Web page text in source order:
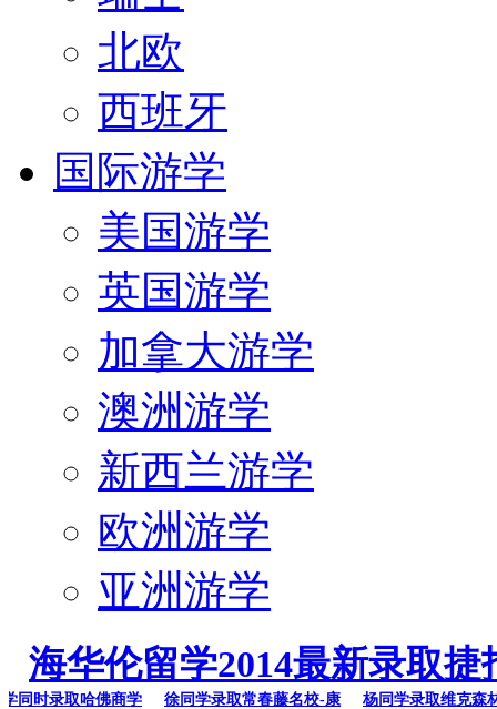
北欧
西班牙
国际游学
美国游学
英国游学
加拿大游学
澳洲游学
新西兰游学
欧洲游学
亚洲游学
海华伦留学2014最新录取捷
时录取哈佛商学 徐同学录取常春藤名校-康 杨同学录取维克森林大